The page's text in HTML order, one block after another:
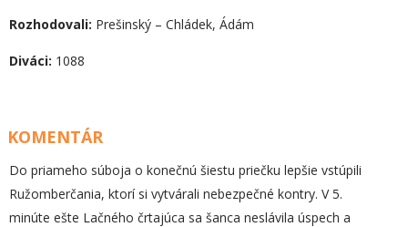
Rozhodovali: Prešinský – Chládek, Ádám
Diváci: 1088
KOMENTÁR
Do priameho súboja o konečnú šiestu priečku lepšie vstúpili
Ružomberčania, ktorí si vytvárali nebezpečné kontry. V 5.
minúte ešte Lačného črtajúca sa šanca neslávila úspech a